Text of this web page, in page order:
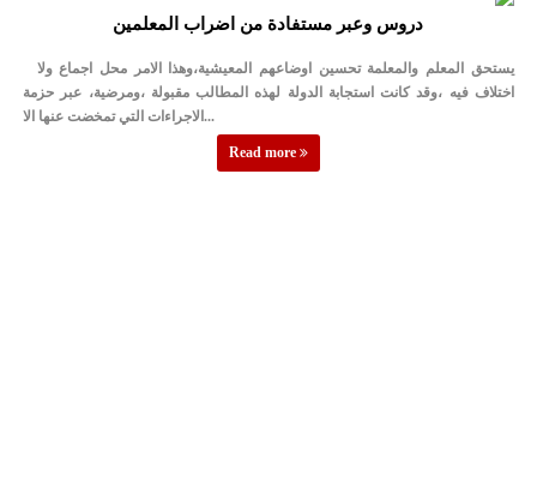
دروس وعبر مستفادة من اضراب المعلمين
اختلاف فيه ،وقد كانت استجابة الدولة لهذه المطالب مقبولة ،ومرضية، عبر حزمة
الاجراءات التي تمخضت عنها الا...
Read more